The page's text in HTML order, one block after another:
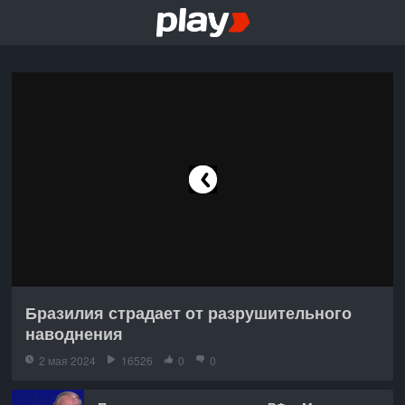
Бразилия страдает от разрушительного
наводнения
2 мая 2024 16526 0 0